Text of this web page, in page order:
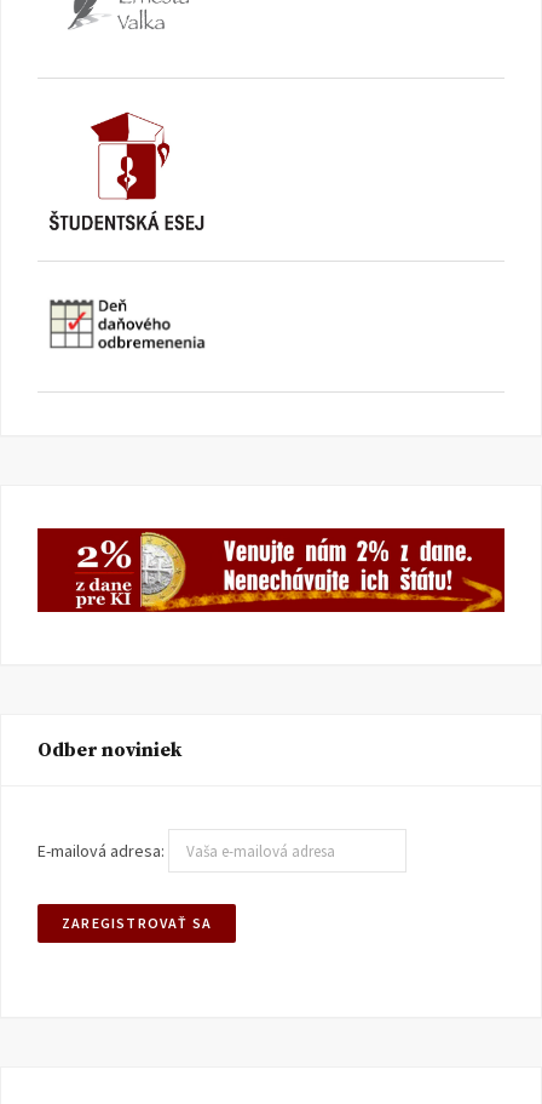
Odber noviniek
E-mailová adresa: